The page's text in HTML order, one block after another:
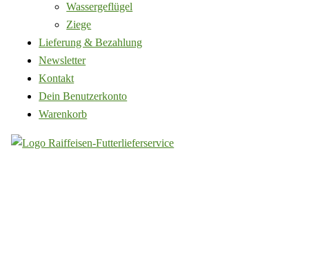
Wassergeflügel
Ziege
Lieferung & Bezahlung
Newsletter
Kontakt
Dein Benutzerkonto
Warenkorb